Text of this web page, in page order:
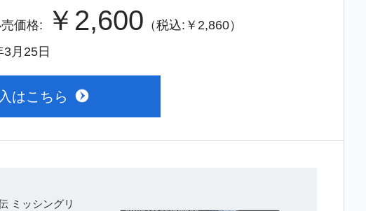
価格: ￥2,600 （税込:￥2,860）
月25日
はこちら
ミッシングリ